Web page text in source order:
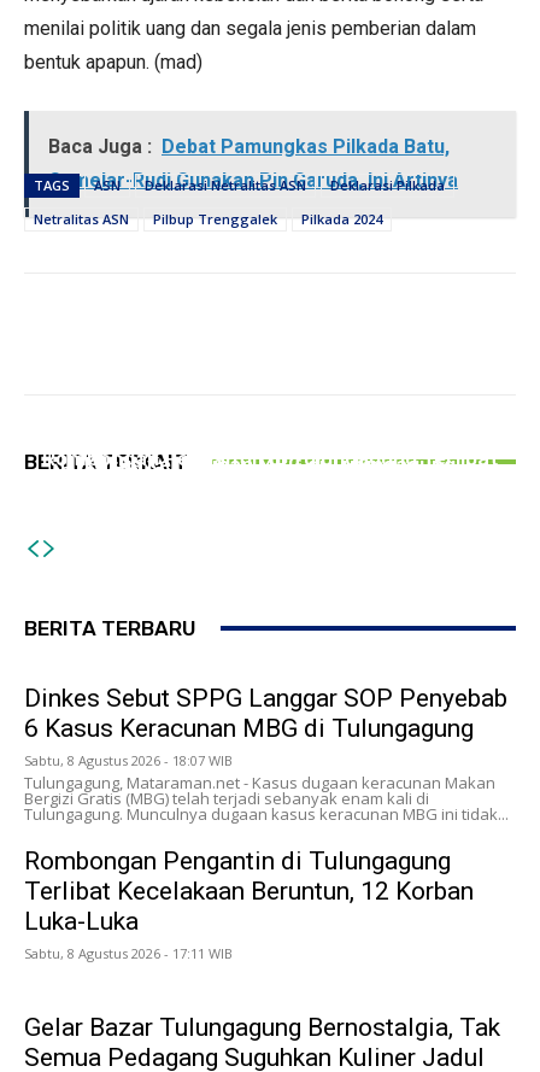
menilai politik uang dan segala jenis pemberian dalam
bentuk apapun. (mad)
Baca Juga : Debat Pamungkas Pilkada Batu,
Gumelar-Rudi Gunakan Pin Garuda, Ini Artinya
TAGS ASN Deklarasi Netralitas ASN
Deklarasi Pilkada
Netralitas ASN
Pilbup Trenggalek Pilkada 2024
BERITA TERKAIT
Kasus Keracunan MBG di Tulungagung
Rombongan Pengantin di Tulungagung Terlibat
Gelar Bazar Tulungagung Bernostalgia, Tak
BERITA TERBARU
Dinkes Sebut SPPG Langgar SOP Penyebab
6 Kasus Keracunan MBG di Tulungagung
Sabtu, 8 Agustus 2026 - 18:07 WIB
Tulungagung, Mataraman.net - Kasus dugaan keracunan Makan
Bergizi Gratis (MBG) telah terjadi sebanyak enam kali di
Tulungagung. Munculnya dugaan kasus keracunan MBG ini tidak...
Rombongan Pengantin di Tulungagung
Terlibat Kecelakaan Beruntun, 12 Korban
Luka-Luka
Sabtu, 8 Agustus 2026 - 17:11 WIB
Gelar Bazar Tulungagung Bernostalgia, Tak
Semua Pedagang Suguhkan Kuliner Jadul